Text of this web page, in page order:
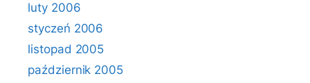
luty 2006
styczeń 2006
listopad 2005
październik 2005